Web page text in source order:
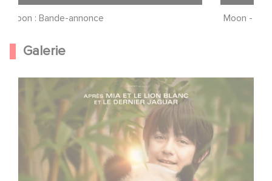
Moon : Bande-annonce Moon -
Galerie